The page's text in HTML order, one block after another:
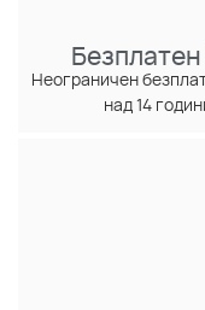
Неограничен
над 14